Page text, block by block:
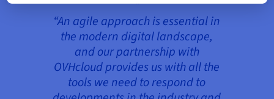
“An agile approach is essential in
the modern digital landscape,
and our partnership with
OVHcloud provides us with all the
tools we need to respond to